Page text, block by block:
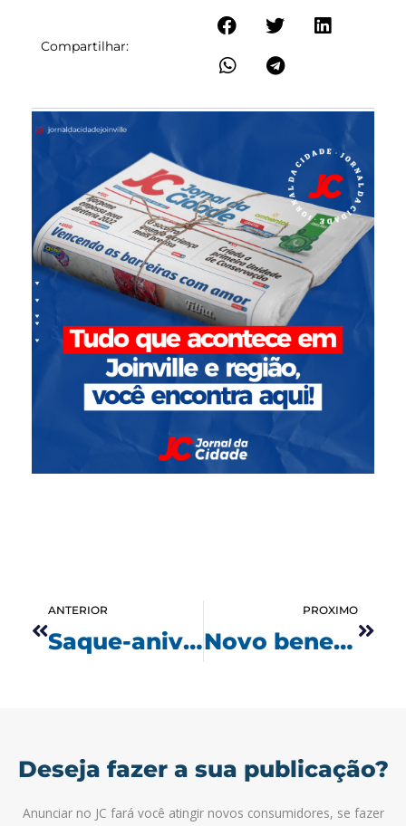
Compartilhar:
ANTERIOR
Saque-aniversário do FGTS: pagamentos começam nesta quinta-feira; veja se tem direito e como receber
PROXIMO
Novo benefício para servidores do Senado gera debate sobre jornada de trabalho
Deseja fazer a sua publicação?
Anunciar no JC fará você atingir novos consumidores, se fazer